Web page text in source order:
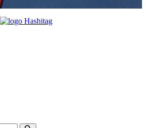
Powered By Made in Japan
Hashitag